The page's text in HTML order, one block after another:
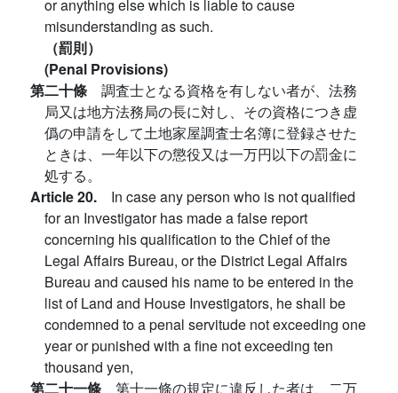
or anything else which is liable to cause
misunderstanding as such.
（罰則）
(Penal Provisions)
第二十條 調査士となる資格を有しない者が、法務
局又は地方法務局の長に対し、その資格につき虚
僞の申請をして土地家屋調査士名簿に登録させた
ときは、一年以下の懲役又は一万円以下の罰金に
処する。
Article 20. In case any person who is not qualified
for an Investigator has made a false report
concerning his qualification to the Chief of the
Legal Affairs Bureau, or the District Legal Affairs
Bureau and caused his name to be entered in the
list of Land and House Investigators, he shall be
condemned to a penal servitude not exceeding one
year or punished with a fine not exceeding ten
thousand yen,
第二十一條 第十一條の規定に違反した者は、二万